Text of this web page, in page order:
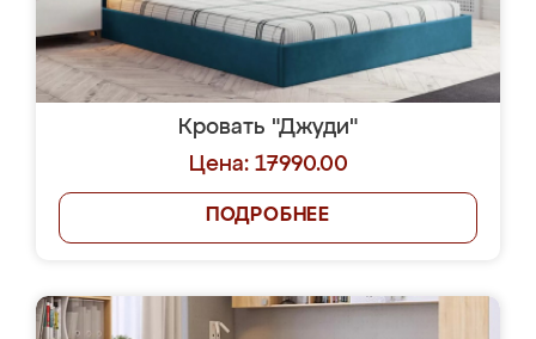
Кровать "Джуди"
Цена: 17990.00
ПОДРОБНЕЕ